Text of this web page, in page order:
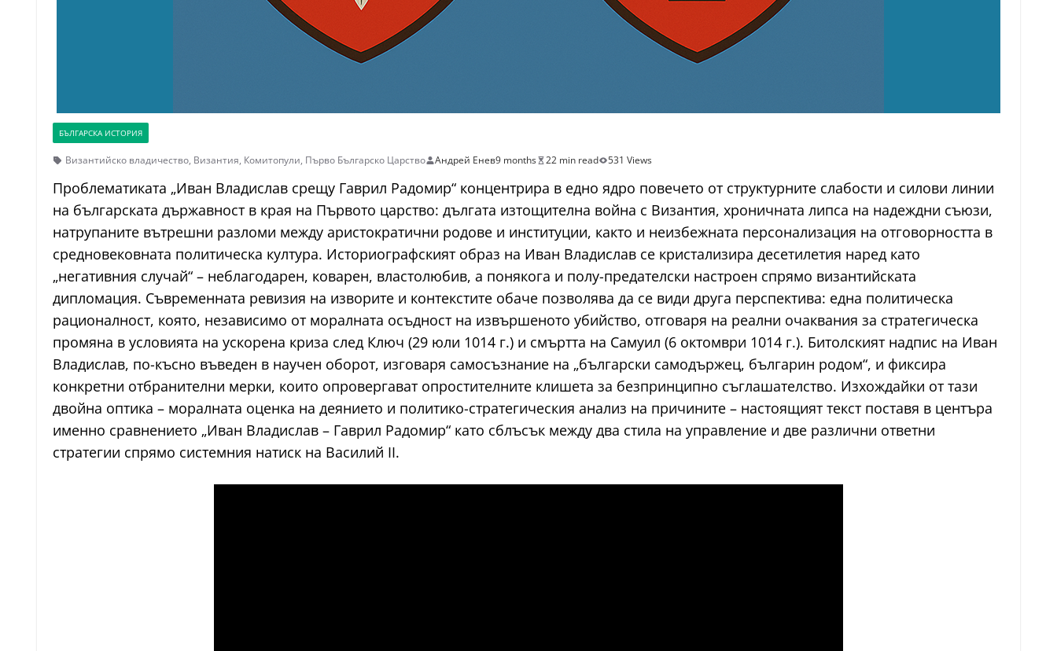
БЪЛГАРСКА ИСТОРИЯ
Византийско владичество, Византия, Комитопули, Първо Българско Царство Андрей Енев9 months 22 min read 531 Views
Проблематиката „Иван Владислав срещу Гаврил Радомир“ концентрира в едно ядро повечето от структурните слабости и силови линии
на българската държавност в края на Първото царство: дългата изтощителна война с Византия, хроничната липса на надеждни съюзи,
натрупаните вътрешни разломи между аристократични родове и институции, както и неизбежната персонализация на отговорността в
средновековната политическа култура. Историографският образ на Иван Владислав се кристализира десетилетия наред като
„негативния случай“ – неблагодарен, коварен, властолюбив, а понякога и полу-предателски настроен спрямо византийската
дипломация. Съвременната ревизия на изворите и контекстите обаче позволява да се види друга перспектива: една политическа
рационалност, която, независимо от моралната осъдност на извършеното убийство, отговаря на реални очаквания за стратегическа
промяна в условията на ускорена криза след Ключ (29 юли 1014 г.) и смъртта на Самуил (6 октомври 1014 г.). Битолският надпис на Иван
Владислав, по-късно въведен в научен оборот, изговаря самосъзнание на „български самодържец, българин родом“, и фиксира
конкретни отбранителни мерки, които опровергават опростителните клишета за безпринципно съглашателство. Изхождайки от тази
двойна оптика – моралната оценка на деянието и политико-стратегическия анализ на причините – настоящият текст поставя в центъра
именно сравнението „Иван Владислав – Гаврил Радомир“ като сблъсък между два стила на управление и две различни ответни
стратегии спрямо системния натиск на Василий II.